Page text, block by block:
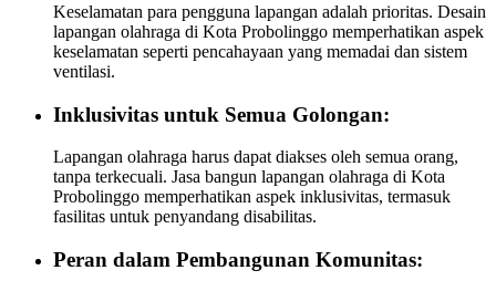
Keselamatan para pengguna lapangan adalah prioritas. Desain
lapangan olahraga di Kota Probolinggo memperhatikan aspek
keselamatan seperti pencahayaan yang memadai dan sistem
ventilasi.
Inklusivitas untuk Semua Golongan:
Lapangan olahraga harus dapat diakses oleh semua orang,
tanpa terkecuali. Jasa bangun lapangan olahraga di Kota
Probolinggo memperhatikan aspek inklusivitas, termasuk
fasilitas untuk penyandang disabilitas.
Peran dalam Pembangunan Komunitas: